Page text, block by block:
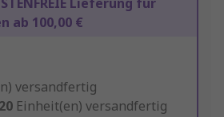
Lieferung für
ab 100,00 €
versandfertig
20 Einheit(en) versandfertig